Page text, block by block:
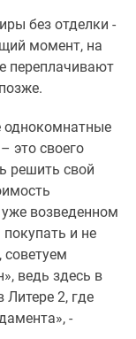
без отделки -
момент, на
переплачивают
однокомнатные
это своего
решить свой
уже возведенном
и не
советуем
ведь здесь в
2, где
-